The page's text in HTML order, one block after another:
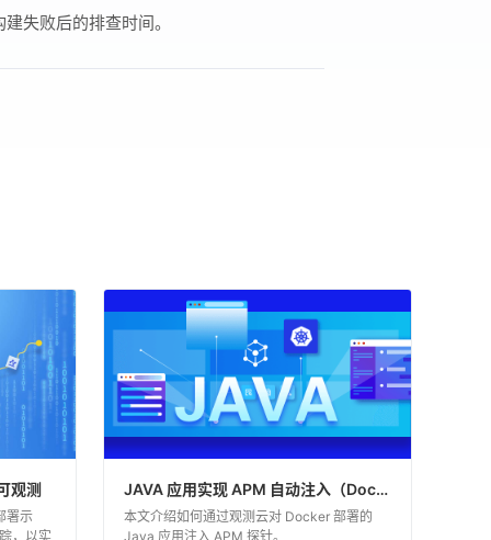
失败后的排查时间。
观测
署示
，以实
JAVA 应用实现 APM 自动注入（Docker 篇）
本文介绍如何通过观测云对 Docker 部署的
Java 应用注入 APM 探针。